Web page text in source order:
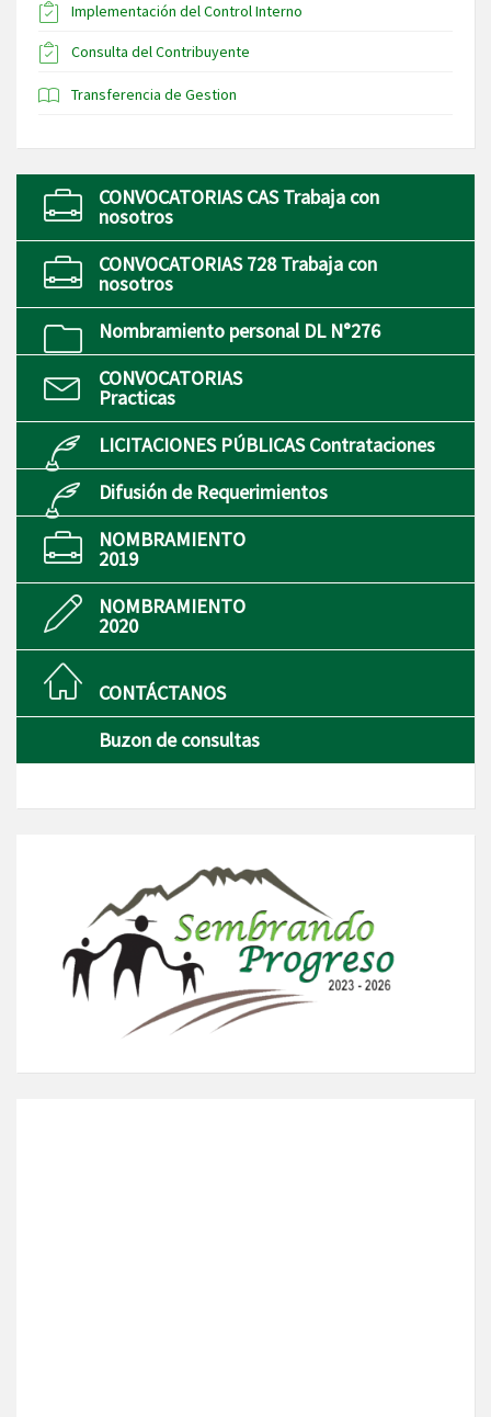
Implementación del Control Interno
Consulta del Contribuyente
Transferencia de Gestion
CONVOCATORIAS CAS Trabaja con
nosotros
CONVOCATORIAS 728 Trabaja con
nosotros
Nombramiento personal DL N°276
CONVOCATORIAS
Practicas
LICITACIONES PÚBLICAS Contrataciones
Difusión de Requerimientos
NOMBRAMIENTO
2019
NOMBRAMIENTO
2020
CONTÁCTANOS
Buzon de consultas